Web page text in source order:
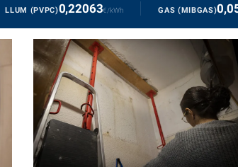
LLUM (PVPC)0,22063€/kWh GAS (MIBGAS)